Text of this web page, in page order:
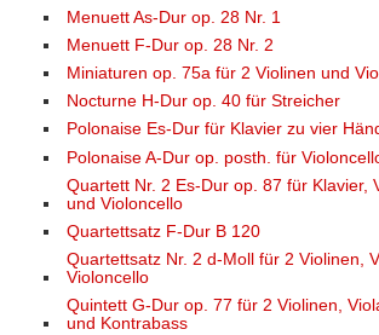
Menuett As-Dur op. 28 Nr. 1
Menuett F-Dur op. 28 Nr. 2
Miniaturen op. 75a für 2 Violinen und
Nocturne H-Dur op. 40 für Streicher
Polonaise Es-Dur für Klavier zu vier
Polonaise A-Dur op. posth. für
Quartett Nr. 2 Es-Dur op. 87 für Klavier,
und Violoncello
Quartettsatz F-Dur B 120
Quartettsatz Nr. 2 d-Moll für 2 Violinen,
Violoncello
Quintett G-Dur op. 77 für 2 Violinen,
und Kontrabass